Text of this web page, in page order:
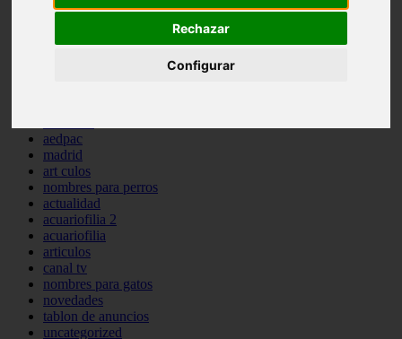
Rechazar
Configurar
navidad
terapia asistida
aedpac
madrid
art culos
nombres para perros
actualidad
acuariofilia 2
acuariofilia
articulos
canal tv
nombres para gatos
novedades
tablon de anuncios
uncategorized